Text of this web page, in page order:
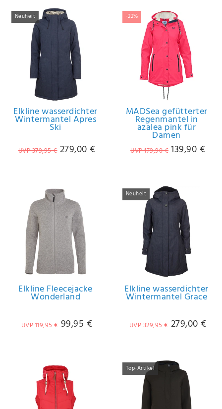
Neuheit
Elkline wasserdichter
Wintermantel Apres
Ski
UVP 379,95 € 279,00 €
-22%
MADSea gefütterter
Regenmantel in
azalea pink für
Damen
UVP 179,90 € 139,90 €
Elkline Fleecejacke
Wonderland
UVP 119,95 € 99,95 €
Neuheit
Elkline wasserdichter
Wintermantel Grace
UVP 329,95 € 279,00 €
Top-Artikel